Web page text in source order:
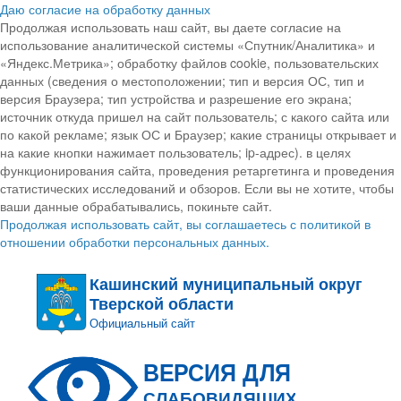
Даю согласие на обработку данных
Продолжая использовать наш сайт, вы даете согласие на
использование аналитической системы «Спутник/Аналитика» и
«Яндекс.Метрика»; обработку файлов cookie, пользовательских
данных (сведения о местоположении; тип и версия ОС, тип и
версия Браузера; тип устройства и разрешение его экрана;
источник откуда пришел на сайт пользователь; с какого сайта или
по какой рекламе; язык ОС и Браузер; какие страницы открывает и
на какие кнопки нажимает пользователь; ip-адрес). в целях
функционирования сайта, проведения ретаргетинга и проведения
статистических исследований и обзоров. Если вы не хотите, чтобы
ваши данные обрабатывались, покиньте сайт.
Продолжая использовать сайт, вы соглашаетесь с политикой в
отношении обработки персональных данных.